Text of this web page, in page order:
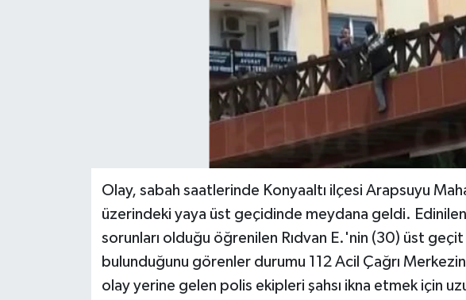
Olay, sabah saatlerinde Konyaaltı ilçesi Arapsuyu
üzerindeki yaya üst geçidinde meydana geldi.
sorunları olduğu öğrenilen Rıdvan E.'nin (30) üst
bulunduğunu görenler durumu 112 Acil Çağrı
olay yerine gelen polis ekipleri şahsı ikna etmek için